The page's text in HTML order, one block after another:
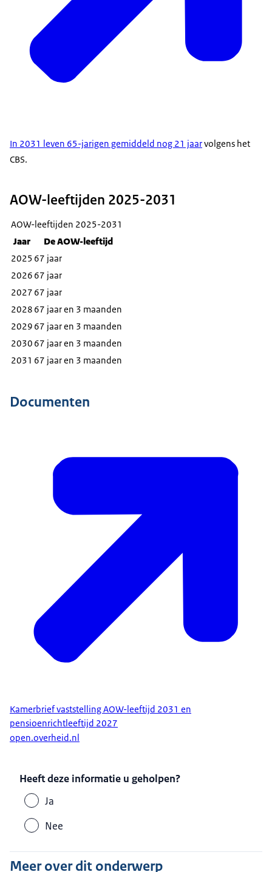
In 2031 leven 65-jarigen gemiddeld nog 21 jaarvolgens het
CBS.
AOW-leeftijden 2025-2031
AOW-leeftijden 2025-2031
Jaar
De AOW-leeftijd
2025 67 jaar
2026 67 jaar
2027 67 jaar
2028 67 jaar en 3 maanden
2029 67 jaar en 3 maanden
2030 67 jaar en 3 maanden
2031 67 jaar en 3 maanden
Documenten
Kamerbrief vaststelling AOW-leeftijd 2031 en
pensioenrichtleeftijd 2027
open.overheid.nl
Heeft deze informatie u geholpen?
Ja
Nee
Meer over dit onderwerp